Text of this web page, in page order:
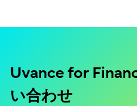
Uvance for
い合わせ